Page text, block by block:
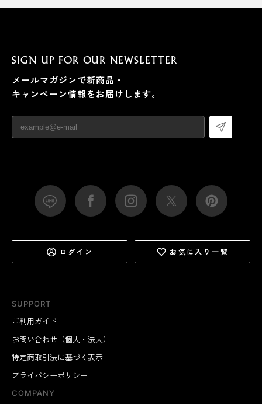
SUPPORT
ご利用ガイド
お問い合わせ（個人・法人）
特定商取引法に基づく表示
プライバシーポリシー
COMPANY
SIGN UP FOR OUR NEWSLETTER
メールマガジンで新商品・
キャンペーン情報をお届けします。
ログイン お気に入り一覧